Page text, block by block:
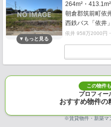
264m²・413.1m²
朝倉郡筑前町依
西鉄バス「依井
依井 958万2000円
この物件
プロフィー
おすすめ物件の
※賃貸物件・新築マ